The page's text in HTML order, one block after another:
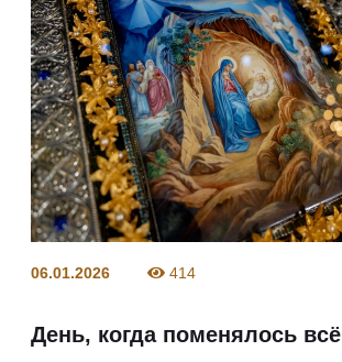
06.01.2026 414
День, когда поменялось всё